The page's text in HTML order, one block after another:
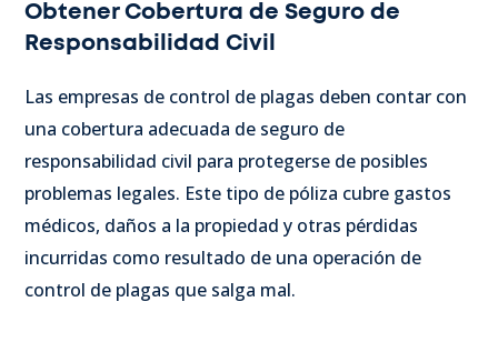
Obtener Cobertura de Seguro de
Responsabilidad Civil
Las empresas de control de plagas deben contar con
una cobertura adecuada de seguro de
responsabilidad civil para protegerse de posibles
problemas legales. Este tipo de póliza cubre gastos
médicos, daños a la propiedad y otras pérdidas
incurridas como resultado de una operación de
control de plagas que salga mal.